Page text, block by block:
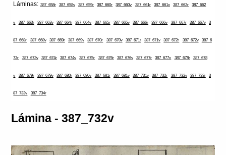
Láminas: 387_658r 387_658v 387_659r 387_660r 387_660v 387_661r 387_661v 387_662r 387_662
v 387_663r 387_663v 387_664r 387_664v 387_665r 387_665v 387_666r 387_666v 387_667r 387_667v 3
87_668r 387_668v 387_669r 387_669v 387_670r 387_670v 387_671r 387_671v 387_672r 387_672v 387_6
73r 387_673v 387_674r 387_674v 387_675r 387_676r 387_676v 387_677r 387_677v 387_678r 387_678
v 387_679r 387_679v 387_680r 387_680v 387_681r 387_681v 387_731v 387_732r 387_732v 387_733r 3
87_733v 387_734r
Lámina - 387_732v